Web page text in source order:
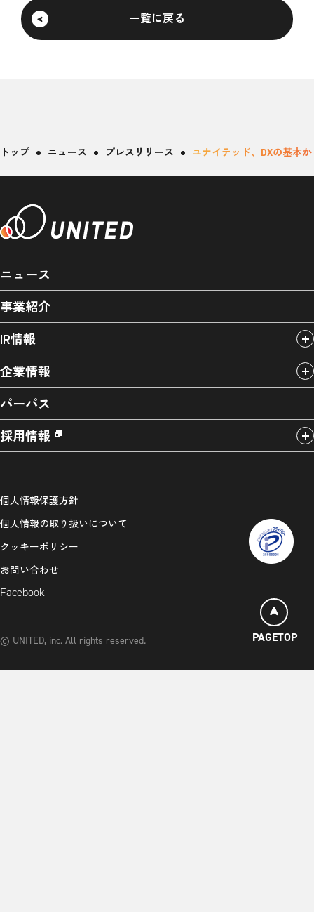
一覧に戻る
トップ ニュース プレスリリース ユナイテッド、DXの基本
PAGETOP
ニュース
事業紹介
IR情報
企業情報
パーパス
採用情報
個人情報保護方針
個人情報の取り扱いについて
クッキーポリシー
お問い合わせ
Facebook
© UNITED, inc. All rights reserved.